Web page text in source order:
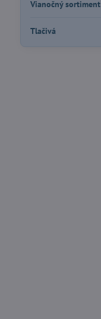
Vianočný sortiment
Tlačivá